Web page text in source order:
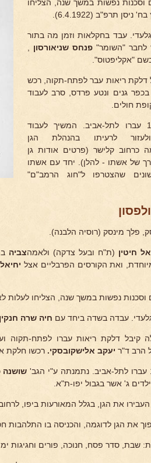
וסכנות נפשות במשך שנה, הצליחו
תרפ"ב (6.4.1922).
עבד בחקלאות וזמן מה בתור
לחבר "השומר" פנחס שניאורסון
"אקליפטוס".
דלקת ריאות עבר לפתח-תקוה, רכש
גנים ונטע פרדס, סרב לעבוד
חולים.
בשנת 1928 עברו לתל-אביב. המשיך לעבוד
לרעיתו בהנהלת הגן
כרחוב קלישר (פרטים אודות גן
של אשתו - להלן). יחד עם אשתו
שהצטרפו ל"חוג הרמב"ם"
פלך מינסק (רוסיה הלבנה).
חיטין (ת"ח ובעל צדקה) ולאמהצביה
ואת הקורסים הפרבליים אצל
וסכנות נפשות במשך שנה, הצליחו לעלות לארץ
עבדה בשדה ביחד עם חיה שרה
קיבל דלקת ריאות עברו לפתח-תקוה
הרב ד"ר יעקב אלישקובסקי. רכשו חלקת
שושנה
ג' אשר בגבול יפו-ת"א.
את הגן לדוגמה, והכניסה בו התלהבות
שבת, סדר פסח, חנוכה, פורים וחגיגות